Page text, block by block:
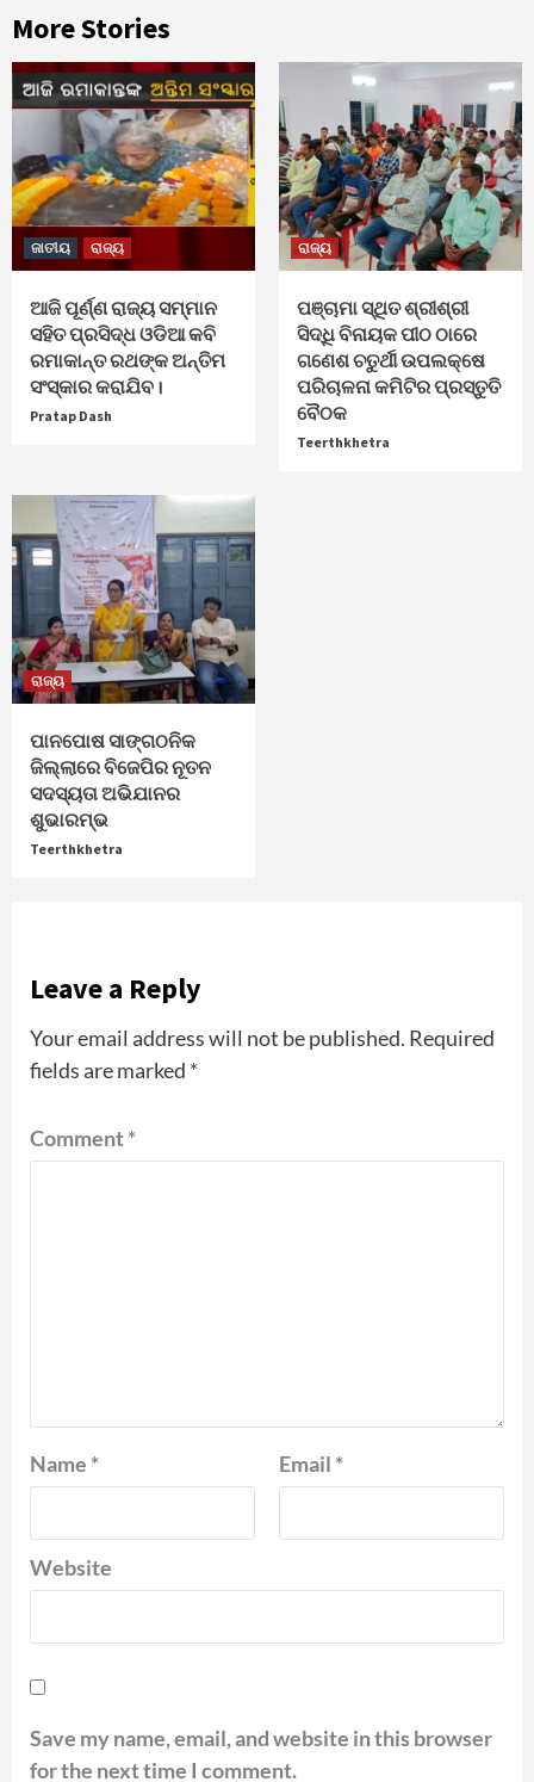
More Stories
ଜାତୀୟ ରାଜ୍ୟ
ଆଜି ପୂର୍ଣ୍ଣ ରାଜ୍ୟ ସମ୍ମାନ
ସହିତ ପ୍ରସିଦ୍ଧ ଓଡିଆ କବି
ରମାକାନ୍ତ ରଥଙ୍କ ଅନ୍ତିମ
ସଂସ୍କାର କରାଯିବ।
Pratap Dash
ରାଜ୍ୟ
ପଞ୍ଚାମା ସ୍ଥିତ ଶ୍ରୀଶ୍ରୀ
ସିଦ୍ଧି ବିନାୟକ ପୀଠ ଠାରେ
ଗଣେଶ ଚତୁର୍ଥୀ ଉପଲକ୍ଷେ
ପରିଚାଳନା କମିଟିର ପ୍ରସ୍ତୁତି
ବୈଠକ
Teerthkhetra
ରାଜ୍ୟ
ପାନପୋଷ ସାଙ୍ଗଠନିକ
ଜିଲ୍ଲାରେ ବିଜେପିର ନୂତନ
ସଦସ୍ୟତା ଅଭିଯାନର
ଶୁଭାରମ୍ଭ
Teerthkhetra
Leave a Reply
Your email address will not be published. Required
fields are marked *
Comment*
Name * Email *
Website
Save my name, email, and website in this browser
for the next time I comment.